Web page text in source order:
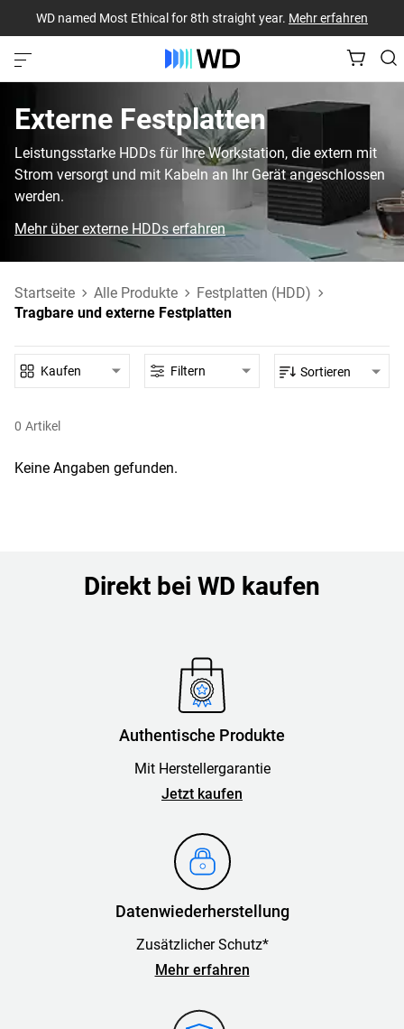
WD named Most Ethical for 8th straight year. Mehr erfahren
Externe Festplatten
Leistungsstarke HDDs für Ihre Workstation, die extern mit
Strom versorgt und mit Kabeln an Ihr Gerät angeschlossen
werden.
Mehr über externe HDDs erfahren
Startseite Alle Produkte
Festplatten (HDD)
Tragbare und externe Festplatten
0 Artikel
Kaufen Filtern Sortieren
Keine Angaben gefunden.
Direkt bei WD kaufen
Authentische Produkte
Mit Herstellergarantie
Jetzt kaufen
Datenwiederherstellung
Zusätzlicher Schutz*
Mehr erfahren